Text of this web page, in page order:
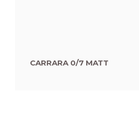
CARRARA 0/7 MATT